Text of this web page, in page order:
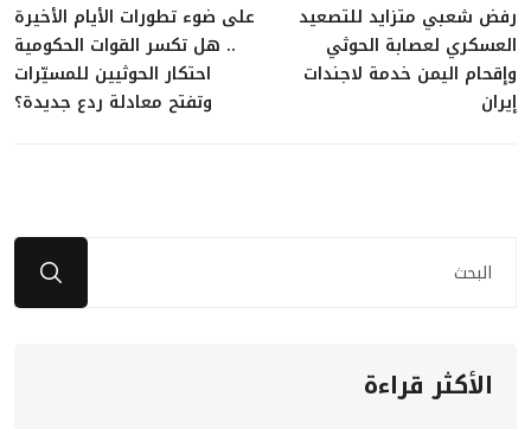
رفض شعبي متزايد للتصعيد
العسكري لعصابة الحوثي
وإقحام اليمن خدمة لاجندات
إيران
على ضوء تطورات الأيام الأخيرة
.. هل تكسر القوات الحكومية
احتكار الحوثيين للمسيّرات
وتفتح معادلة ردع جديدة؟
الأكثر قراءة